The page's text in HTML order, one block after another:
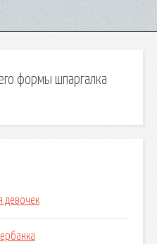
формы шпаргалка
девочек